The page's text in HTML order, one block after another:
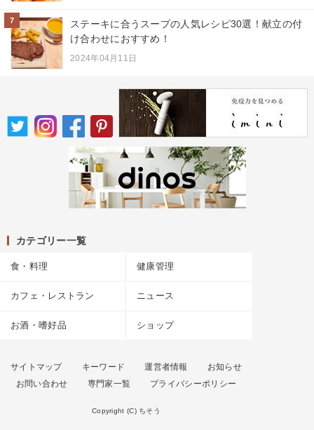
7
ステーキに合うスープの人気レシピ30選！献立の付
け合わせにおすすめ！
2024年04月11日
カテゴリー一覧
食・料理 健康管理
カフェ・レストラン ニュース
お酒・嗜好品 ショップ
サイトマップ キーワード 運営者情報
お知らせ
お問い合わせ
専門家一覧 プライバシーポリシー
Copyright (C) ちそう